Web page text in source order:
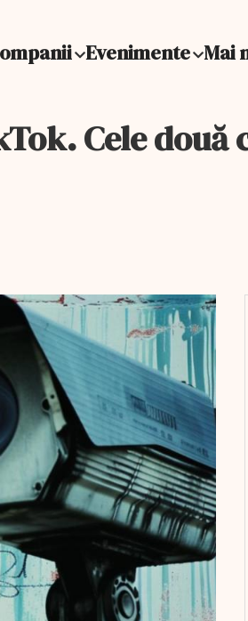
Evenimente Mai
Cele două